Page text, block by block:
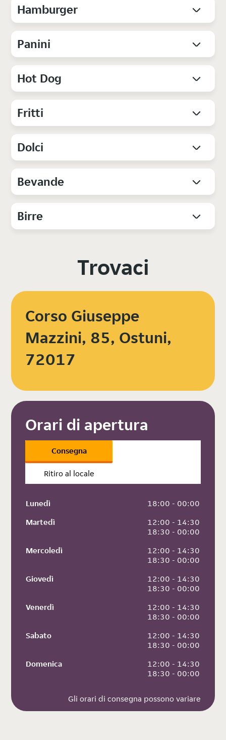
Hamburger
Panini
Hot Dog
Fritti
Dolci
Bevande
Birre
Trovaci
Corso Giuseppe
Mazzini, 85, Ostuni,
72017
Orari di apertura
Consegna
Ritiro al locale
Lunedì
18:00 - 00:00
Martedì
12:00 - 14:30
18:30 - 00:00
Mercoledì
12:00 - 14:30
18:30 - 00:00
Giovedì
12:00 - 14:30
18:30 - 00:00
Venerdì
12:00 - 14:30
18:30 - 00:00
Sabato
12:00 - 14:30
18:30 - 00:00
Domenica
12:00 - 14:30
18:30 - 00:00
Gli orari di consegna possono variare